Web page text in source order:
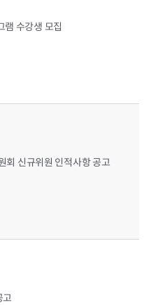
수강생 모집
회 신규위원 인적사항 공고
고